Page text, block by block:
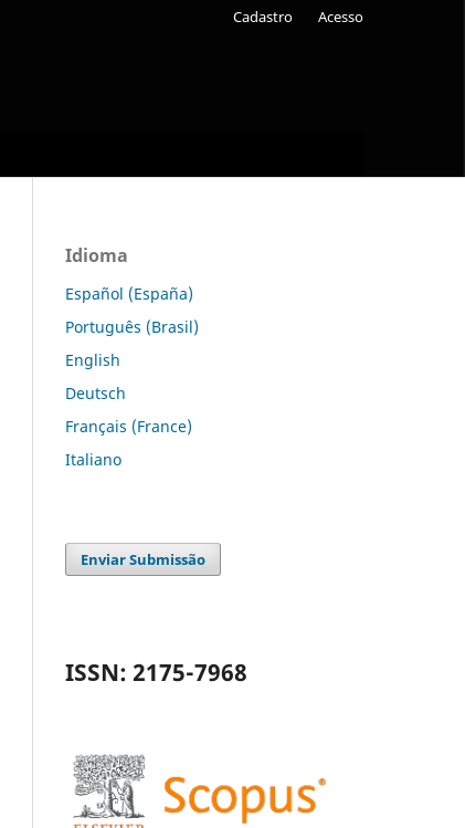
Cadastro Acesso
Idioma
Español (España)
Português (Brasil)
English
Deutsch
Français (France)
Italiano
Enviar Submissão
ISSN: 2175-7968